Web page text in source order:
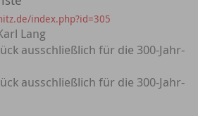
index.php?id=305
Lang
ausschließlich für die 300-Jahr-
ausschließlich für die 300-Jahr-